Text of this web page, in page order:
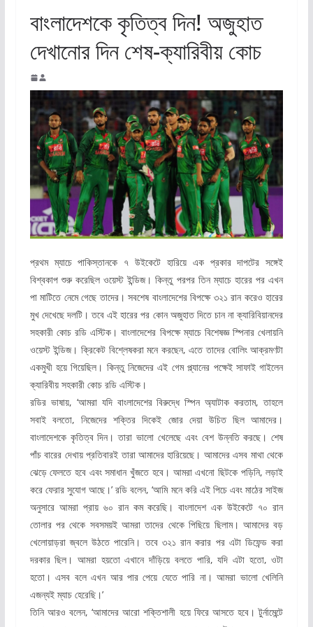
বাংলাদেশকে কৃতিত্ব দিন! অজুহাত
দেখানোর দিন শেষ-ক্যারিবীয় কোচ
প্রথম ম্যাচে পাকিস্তানকে ৭ উইকেটে হারিয়ে এক প্রকার দাপটের সঙ্গেই
বিশ্বকাপ শুরু করেছিল ওয়েস্ট ইন্ডিজ। কিন্তু পরপর তিন ম্যাচে হারের পর এখন
পা মাটিতে নেমে গেছে তাদের। সবশেষ বাংলাদেশের বিপক্ষে ৩২১ রান করেও হারের
মুখ দেখেছে দলটি। তবে এই হারের পর কোন অজুহাত দিতে চান না ক্যারিবিয়ানদের
সহকারী কোচ রডি এস্টিক। বাংলাদেশের বিপক্ষে ম্যাচে বিশেষজ্ঞ স্পিনার খেলায়নি
ওয়েস্ট ইন্ডিজ। ক্রিকেট বিশ্লেষকরা মনে করছেন, এতে তাদের বোলিং আক্রমণটা
একমুখী হয়ে গিয়েছিল। কিন্তু নিজেদের এই গেম প্ল্যানের পক্ষেই সাফাই গাইলেন
ক্যারিবীয় সহকারী কোচ রডি এস্টিক।
রডির ভাষায়, ‘আমরা যদি বাংলাদেশের বিরুদ্ধে স্পিন অ্যাটাক করতাম, তাহলে
সবাই বলতো, নিজেদের শক্তির দিকেই জোর দেয়া উচিত ছিল আমাদের।
বাংলাদেশকে কৃতিত্ব দিন। তারা ভালো খেলেছে এবং বেশ উন্নতি করছে। শেষ
পাঁচ বারের দেখায় প্রতিবারই তারা আমাদের হারিয়েছে। আমাদের এসব মাথা থেকে
ঝেড়ে ফেলতে হবে এবং সমাধান খুঁজতে হবে। আমরা এখনো ছিটকে পড়িনি, লড়াই
করে ফেরার সুযোগ আছে।’ রডি বলেন, ‘আমি মনে করি এই পিচে এবং মাঠের সাইজ
অনুসারে আমরা প্রায় ৬০ রান কম করেছি। বাংলাদেশ এক উইকেটে ৭০ রান
তোলার পর থেকে সবসময়ই আমরা তাদের থেকে পিছিয়ে ছিলাম। আমাদের বড়
খেলোয়াড়রা জ্বলে উঠতে পারেনি। তবে ৩২১ রান করার পর এটা ডিফেন্ড করা
দরকার ছিল। আমরা হয়তো এখানে দাঁড়িয়ে বলতে পারি, যদি এটা হতো, ওটা
হতো। এসব বলে এখন আর পার পেয়ে যেতে পারি না। আমরা ভালো খেলিনি
এজন্যই ম্যাচ হেরেছি।’
তিনি আরও বলেন, ‘আমাদের আরো শক্তিশালী হয়ে ফিরে আসতে হবে। টুর্নামেন্টে